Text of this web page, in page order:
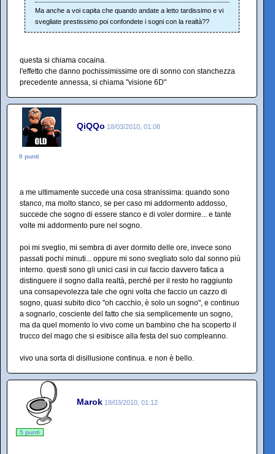
Ma anche a voi capita che quando andate a letto tardissimo e vi
svegliate prestissimo poi confondete i sogni con la realtà??
questa si chiama cocaina.
l'effetto che danno pochissimissime ore di sonno con stanchezza
precedente annessa, si chiama "visione 6D"
QiQQo 18/03/2010, 01:08
0 punti
a me ultimamente succede una cosa stranissima: quando sono
stanco, ma molto stanco, se per caso mi addormento addosso,
succede che sogno di essere stanco e di voler dormire... e tante
volte mi addormento pure nel sogno.
poi mi sveglio, mi sembra di aver dormito delle ore, invece sono
passati pochi minuti... oppure mi sono svegliato solo dal sonno più
interno. questi sono gli unici casi in cui faccio davvero fatica a
distinguere il sogno dalla realtà, perché per il resto ho raggiunto
una consapevolezza tale che ogni volta che faccio un cazzo di
sogno, quasi subito dico "oh cacchio, è solo un sogno", e continuo
a sognarlo, cosciente del fatto che sia semplicemente un sogno,
ma da quel momento lo vivo come un bambino che ha scoperto il
trucco del mago che si esibisce alla festa del suo compleanno.
vivo una sorta di disillusione continua. e non è bello.
Marok 18/03/2010, 01:12
5 punti